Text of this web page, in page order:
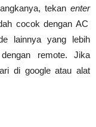
tekan enter
cocok dengan AC
lainnya yang lebih
remote. Jika
di google atau alat